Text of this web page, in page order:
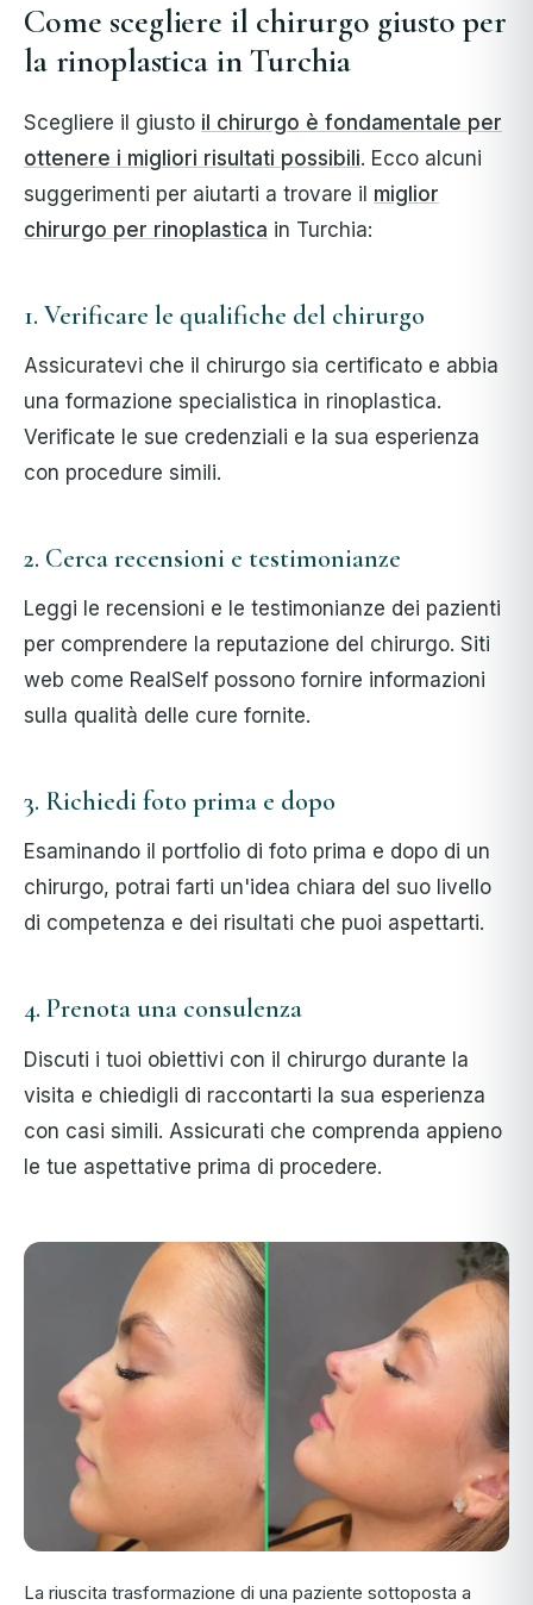
Come scegliere il chirurgo giusto per
la rinoplastica in Turchia
Scegliere il giusto il chirurgo è fondamentale per
ottenere i migliori risultati possibili. Ecco alcuni
suggerimenti per aiutarti a trovare il miglior
chirurgo per rinoplastica in Turchia:
1. Verificare le qualifiche del chirurgo
Assicuratevi che il chirurgo sia certificato e abbia
una formazione specialistica in rinoplastica.
Verificate le sue credenziali e la sua esperienza
con procedure simili.
2. Cerca recensioni e testimonianze
Leggi le recensioni e le testimonianze dei pazienti
per comprendere la reputazione del chirurgo. Siti
web come RealSelf possono fornire informazioni
sulla qualità delle cure fornite.
3. Richiedi foto prima e dopo
Esaminando il portfolio di foto prima e dopo di un
chirurgo, potrai farti un'idea chiara del suo livello
di competenza e dei risultati che puoi aspettarti.
4. Prenota una consulenza
Discuti i tuoi obiettivi con il chirurgo durante la
visita e chiedigli di raccontarti la sua esperienza
con casi simili. Assicurati che comprenda appieno
le tue aspettative prima di procedere.
La riuscita trasformazione di una paziente sottoposta a